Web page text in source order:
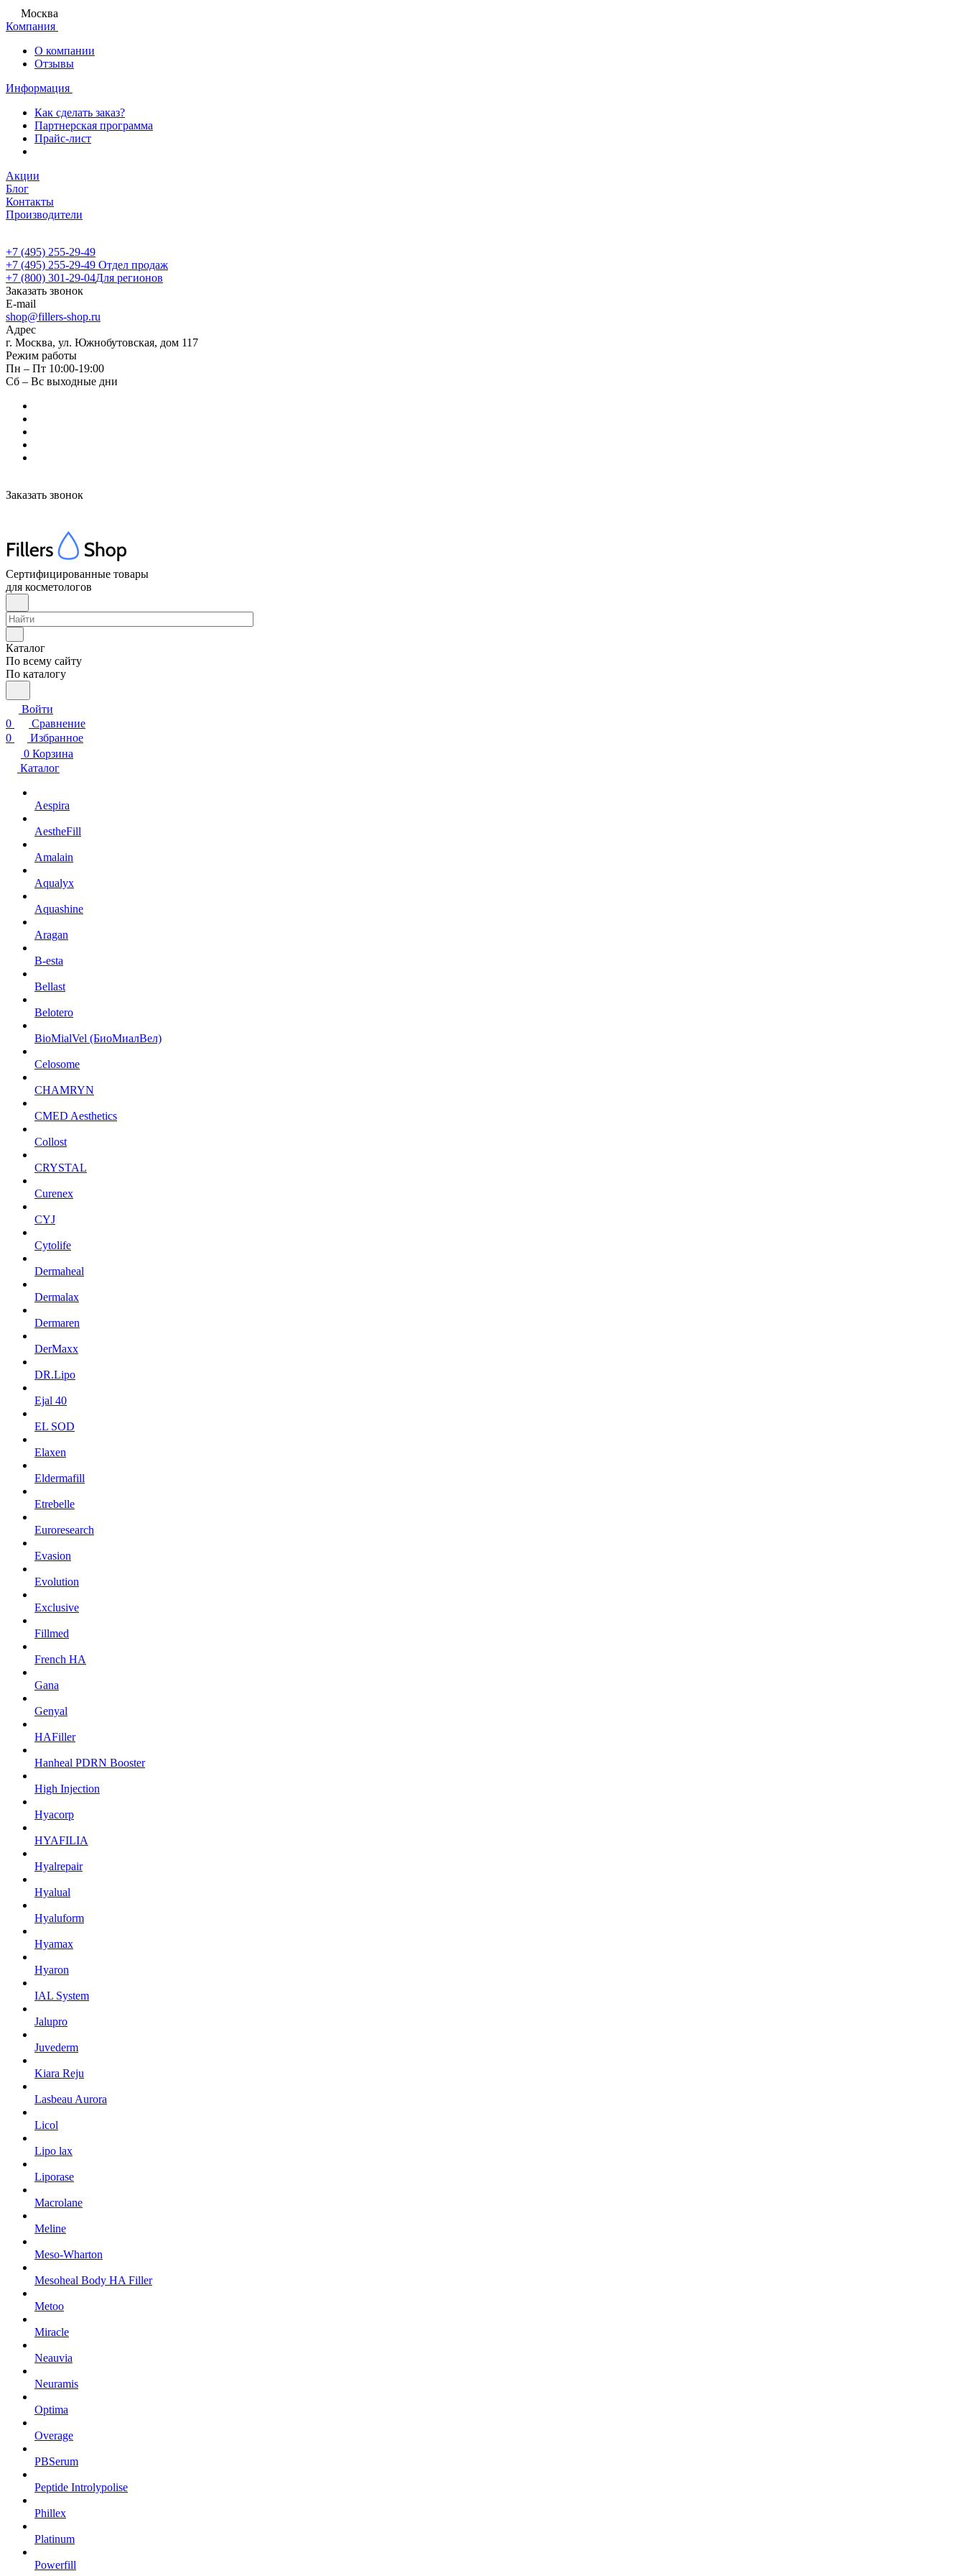
Москва
Компания
О компании
Отзывы
Информация
Как сделать заказ?
Партнерская программа
Прайс-лист
Акции
Блог
Контакты
Производители
+7 (495) 255-29-49
+7 (495) 255-29-49 Отдел продаж
+7 (800) 301-29-04Для регионов
Заказать звонок
E-mail
shop@fillers-shop.ru
Адрес
г. Москва, ул. Южнобутовская, дом 117
Режим работы
Пн – Пт 10:00-19:00
Сб – Вс выходные дни
Заказать звонок
Сертифицированные товары
для косметологов
Каталог
По всему сайту
По каталогу
Войти
0
Сравнение
0
Избранное
0 Корзина
Каталог
Aespira
AestheFill
Amalain
Aqualyx
Aquashine
Aragan
B-esta
Bellast
Belotero
BioMialVel (БиоМиалВел)
Celosome
CHAMRYN
CMED Aesthetics
Collost
CRYSTAL
Curenex
CYJ
Cytolife
Dermaheal
Dermalax
Dermaren
DerMaxx
DR.Lipo
Ejal 40
EL SOD
Elaxen
Eldermafill
Etrebelle
Euroresearch
Evasion
Evolution
Exclusive
Fillmed
French HA
Gana
Genyal
HAFiller
Hanheal PDRN Booster
High Injection
Hyacorp
HYAFILIA
Hyalrepair
Hyalual
Hyaluform
Hyamax
Hyaron
IAL System
Jalupro
Juvederm
Kiara Reju
Lasbeau Aurora
Licol
Lipo lax
Liporase
Macrolane
Meline
Meso-Wharton
Mesoheal Body HA Filler
Metoo
Miracle
Neauvia
Neuramis
Optima
Overage
PBSerum
Peptide Introlypolise
Phillex
Platinum
Powerfill